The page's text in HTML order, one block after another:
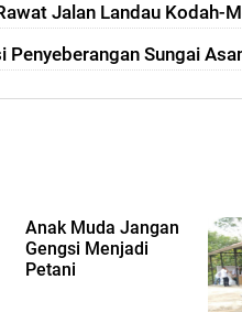
Jalan Landau Kodah-
Sungai
Anak Muda Jangan
Gengsi Menjadi
Petani